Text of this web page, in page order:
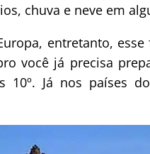
chuva e neve em
entretanto,
você já precisa
10º. Já nos países